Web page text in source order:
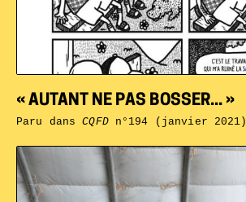
« AUTANT NE PAS BOSSER... »
Paru dansCQFDn°194 (janvier 2021)